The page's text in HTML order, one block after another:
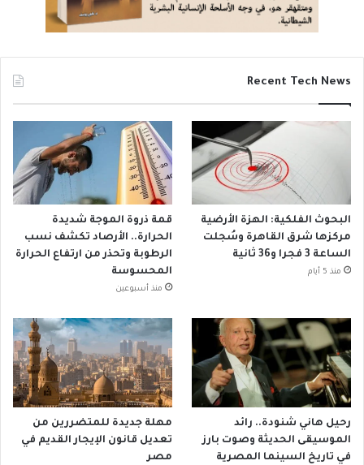
Recent Tech News
البحوث الفلكية: الهزة الأرضية
مركزها شرق القاهرة وسُجلت
الساعة 3 فجرا و36 ثانية
منذ 5 أيام
قمة ذروة الموجة شديدة
الحرارة.. الأرصاد تكشف نسب
الرطوبة وتحذر من ارتفاع الحرارة
المحسوسة
منذ أسبوعين
رحيل هاني شنودة.. رائد
الموسيقى الحديثة وصوت بارز
في تاريخ السينما المصرية
مهلة جديدة للمتضررين من
تعديل قانون الإيجار القديم في
مصر